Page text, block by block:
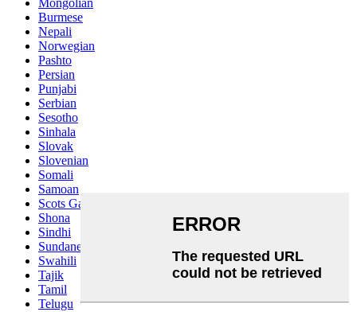
Burmese
Nepali
Norwegian
Pashto
Persian
Punjabi
Serbian
Sesotho
Sinhala
Slovak
Slovenian
Somali
Samoan
Scots Gaelic
Shona
Sindhi
Sundanese
Swahili
Tajik
Tamil
Telugu